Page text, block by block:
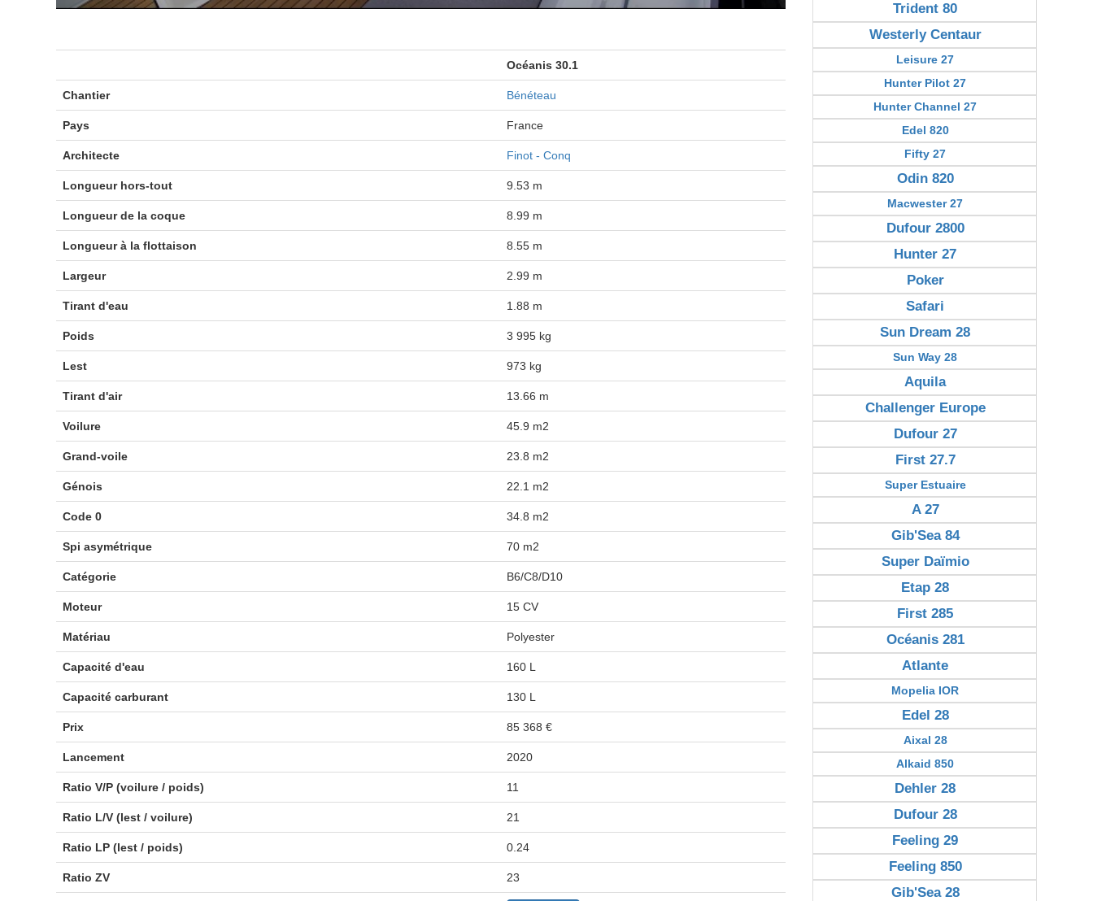
Océanis 30.1
Chantier Bénéteau
Pays France
Architecte Finot - Conq
Longueur hors-tout 9.53 m
Longueur de la coque 8.99 m
Longueur à la flottaison 8.55 m
Largeur 2.99 m
Tirant d'eau 1.88 m
Poids 3 995 kg
Lest 973 kg
Tirant d'air 13.66 m
Voilure 45.9 m2
Grand-voile 23.8 m2
Génois 22.1 m2
Code 0 34.8 m2
Spi asymétrique 70 m2
Catégorie B6/C8/D10
Moteur 15 CV
Matériau Polyester
Capacité d'eau 160 L
Capacité carburant 130 L
Prix 85 368 €
Lancement 2020
Ratio V/P (voilure / poids) 11
Ratio L/V (lest / voilure) 21
Ratio LP (lest / poids) 0.24
Ratio ZV 23
Trident 80
Westerly Centaur
Leisure 27
Hunter Pilot 27
Hunter Channel 27
Edel 820
Fifty 27
Odin 820
Macwester 27
Dufour 2800
Hunter 27
Poker
Safari
Sun Dream 28
Sun Way 28
Aquila
Challenger Europe
Dufour 27
First 27.7
Super Estuaire
A 27
Gib'Sea 84
Super Daïmio
Etap 28
First 285
Océanis 281
Atlante
Mopelia IOR
Edel 28
Aixal 28
Alkaid 850
Dehler 28
Dufour 28
Feeling 29
Feeling 850
Gib'Sea 28